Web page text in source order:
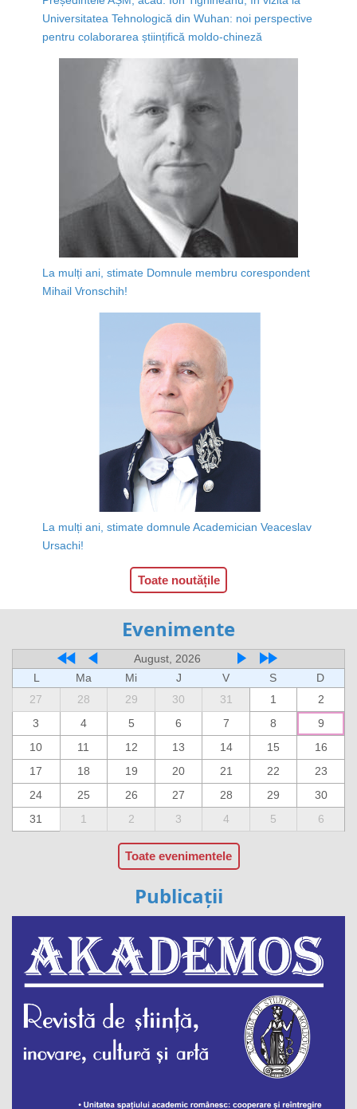
Universitatea Tehnologică din Wuhan: noi perspective
pentru colaborarea științifică moldo-chineză
La mulți ani, stimate Domnule membru corespondent
Mihail Vronschih!
La mulți ani, stimate domnule Academician Veaceslav
Ursachi!
Toate noutățile
Evenimente
August, 2026
L
Ma Mi J V S
D
27
28 29 30 31 1
2
3
4 5 6 7 8
9
10
11 12 13 14 15
16
17
18 19 20 21 22
23
24
25 26 27 28 29
30
31
1 2 3 4 5 6
Toate evenimentele
Publicații